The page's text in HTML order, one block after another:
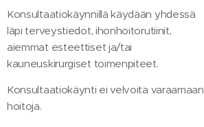
Konsultaatiokäynnillä käydään yhdessä
läpi terveystiedot, ihonhoitorutiinit,
aiemmat esteettiset ja/tai
kauneuskirurgiset toimenpiteet.
Konsultaatiokäynti ei velvoita varaamaan
hoitoja.